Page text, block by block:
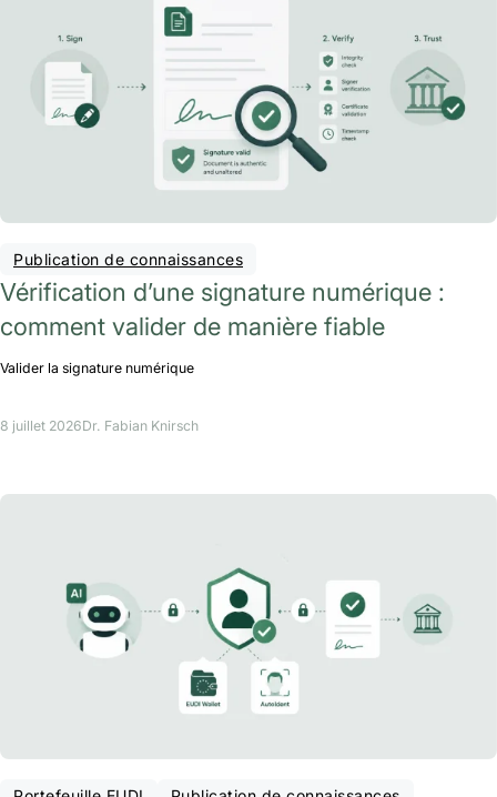
Publication de connaissances
Vérification d’une signature numérique :
comment valider de manière fiable
Valider la signature numérique
8 juillet 2026Dr. Fabian Knirsch